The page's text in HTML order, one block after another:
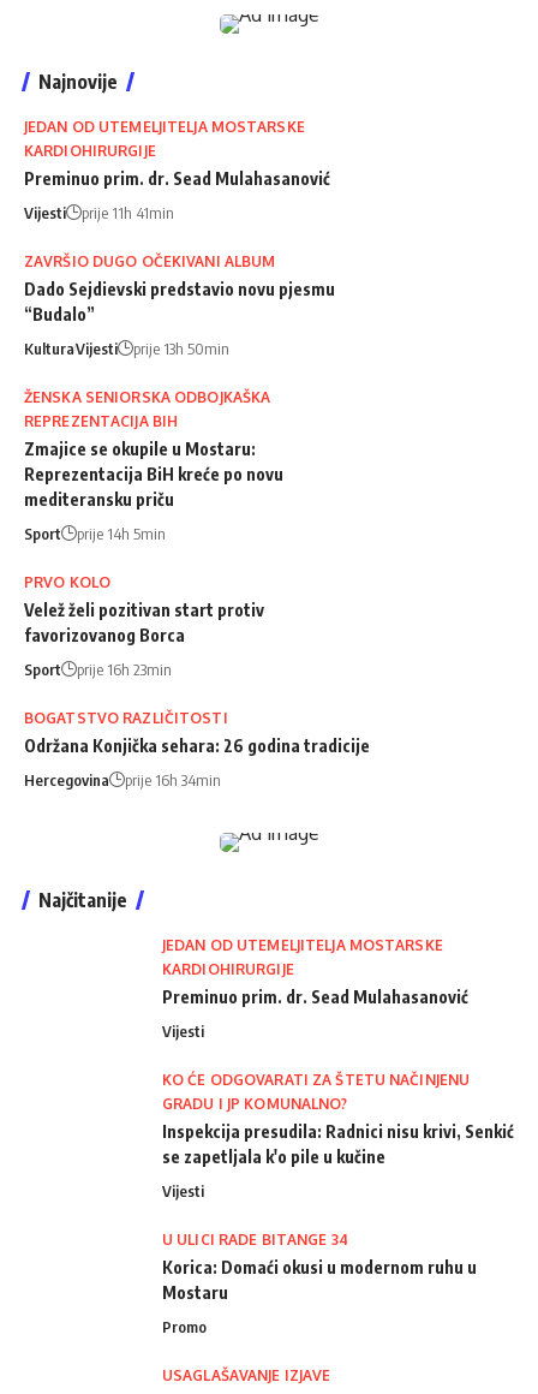
Najnovije
JEDAN OD UTEMELJITELJA MOSTARSKE
KARDIOHIRURGIJE
Preminuo prim. dr. Sead Mulahasanović
Vijesti prije 11h 41min
ZAVRŠIO DUGO OČEKIVANI ALBUM
Dado Sejdievski predstavio novu pjesmu
“Budalo”
KulturaVijesti prije 13h 50min
ŽENSKA SENIORSKA ODBOJKAŠKA
REPREZENTACIJA BIH
Zmajice se okupile u Mostaru:
Reprezentacija BiH kreće po novu
mediteransku priču
Sport prije 14h 5min
PRVO KOLO
Velež želi pozitivan start protiv
favorizovanog Borca
Sport prije 16h 23min
BOGATSTVO RAZLIČITOSTI
Održana Konjička sehara: 26 godina tradicije
Hercegovina prije 16h 34min
Najčitanije
JEDAN OD UTEMELJITELJA MOSTARSKE
KARDIOHIRURGIJE
Preminuo prim. dr. Sead Mulahasanović
Vijesti
KO ĆE ODGOVARATI ZA ŠTETU NAČINJENU
GRADU I JP KOMUNALNO?
Inspekcija presudila: Radnici nisu krivi, Senkić
se zapetljala k'o pile u kučine
Vijesti
U ULICI RADE BITANGE 34
Korica: Domaći okusi u modernom ruhu u
Mostaru
Promo
USAGLAŠAVANJE IZJAVE